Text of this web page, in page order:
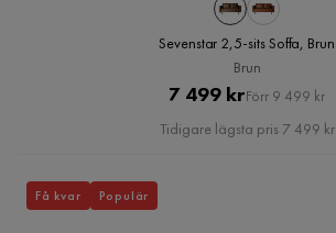
Sevenstar 2,5-sits Soffa, Brun
Brun
Pris
7 499 krOriginal
Pris
Förr 9 499 kr
Tidigare lägsta pris 7 499 kr
Få kvar Populär